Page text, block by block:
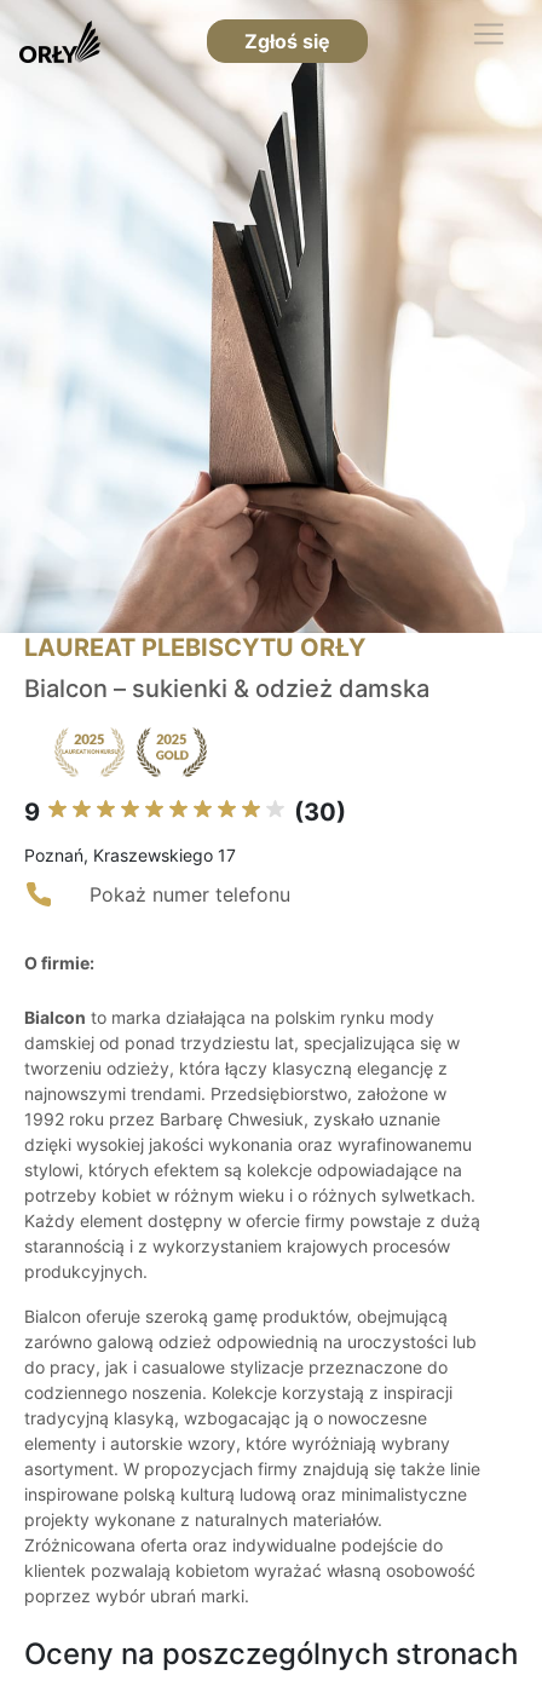
Zgłoś się
LAUREAT PLEBISCYTU ORŁY
Bialcon – sukienki & odzież damska
9 (30)
Poznań, Kraszewskiego 17
Pokaż numer telefonu
O firmie:
Bialcon to marka działająca na polskim rynku mody
damskiej od ponad trzydziestu lat, specjalizująca się w
tworzeniu odzieży, która łączy klasyczną elegancję z
najnowszymi trendami. Przedsiębiorstwo, założone w
1992 roku przez Barbarę Chwesiuk, zyskało uznanie
dzięki wysokiej jakości wykonania oraz wyrafinowanemu
stylowi, których efektem są kolekcje odpowiadające na
potrzeby kobiet w różnym wieku i o różnych sylwetkach.
Każdy element dostępny w ofercie firmy powstaje z dużą
starannością i z wykorzystaniem krajowych procesów
produkcyjnych.
Bialcon oferuje szeroką gamę produktów, obejmującą
zarówno galową odzież odpowiednią na uroczystości lub
do pracy, jak i casualowe stylizacje przeznaczone do
codziennego noszenia. Kolekcje korzystają z inspiracji
tradycyjną klasyką, wzbogacając ją o nowoczesne
elementy i autorskie wzory, które wyróżniają wybrany
asortyment. W propozycjach firmy znajdują się także linie
inspirowane polską kulturą ludową oraz minimalistyczne
projekty wykonane z naturalnych materiałów.
Zróżnicowana oferta oraz indywidualne podejście do
klientek pozwalają kobietom wyrażać własną osobowość
poprzez wybór ubrań marki.
Oceny na poszczególnych stronach